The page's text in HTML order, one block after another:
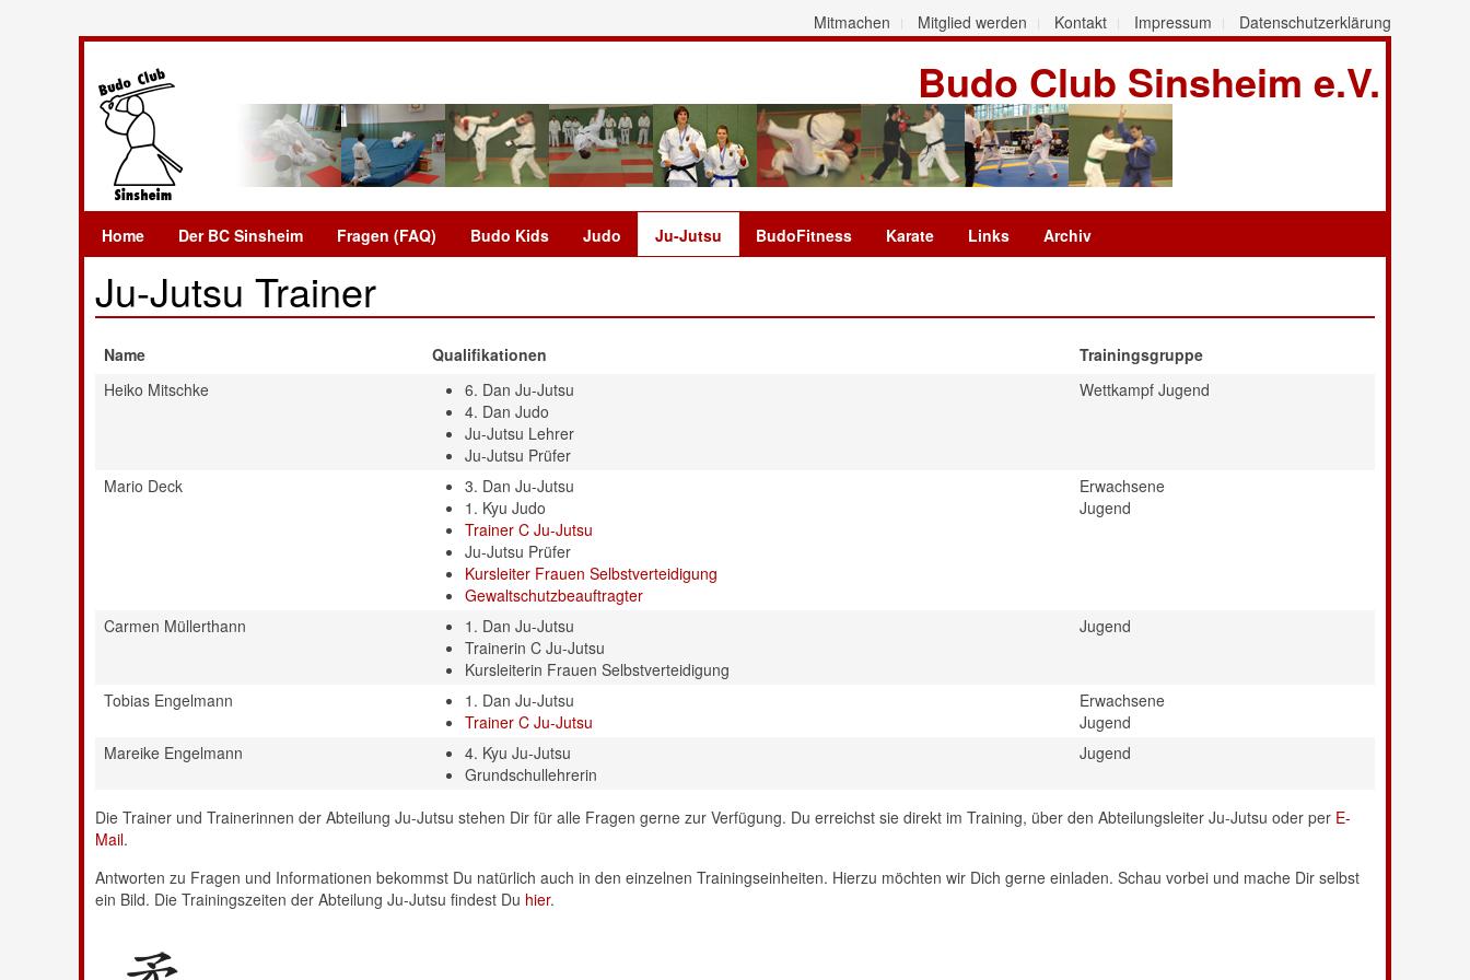
Mitmachen Mitglied werden Kontakt Impressum Datenschutzerklärung
Budo Club Sinsheim e.V.
Home Der BC Sinsheim Fragen (FAQ) Budo Kids Judo Ju-Jutsu BudoFitness Karate Links Archiv
Ju-Jutsu Trainer
Name Qualifikationen
Trainingsgruppe
Heiko Mitschke
6. Dan Ju-Jutsu
4. Dan Judo
Ju-Jutsu Lehrer
Ju-Jutsu Prüfer
Wettkampf Jugend
Mario Deck
3. Dan Ju-Jutsu
1. Kyu Judo
Trainer C Ju-Jutsu
Ju-Jutsu Prüfer
Kursleiter Frauen Selbstverteidigung
Gewaltschutzbeauftragter
Erwachsene
Jugend
Carmen Müllerthann
1. Dan Ju-Jutsu
Trainerin C Ju-Jutsu
Kursleiterin Frauen Selbstverteidigung
Jugend
Tobias Engelmann
1. Dan Ju-Jutsu
Trainer C Ju-Jutsu
Erwachsene
Jugend
Mareike Engelmann
4. Kyu Ju-Jutsu
Grundschullehrerin
Jugend
Die Trainer und Trainerinnen der Abteilung Ju-Jutsu stehen Dir für alle Fragen gerne zur Verfügung. Du erreichst sie direkt im Training, über den Abteilungsleiter Ju-Jutsu oder per E-
Mail.
Antworten zu Fragen und Informationen bekommst Du natürlich auch in den einzelnen Trainingseinheiten. Hierzu möchten wir Dich gerne einladen. Schau vorbei und mache Dir selbst
ein Bild. Die Trainingszeiten der Abteilung Ju-Jutsu findest Du hier.